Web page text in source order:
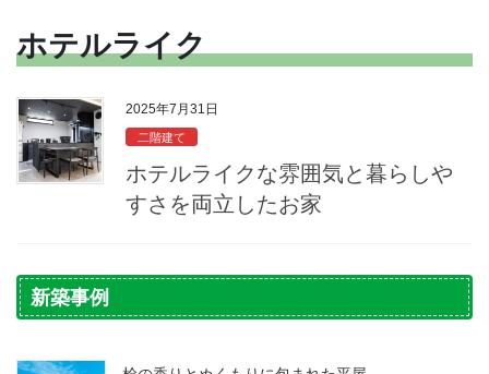
ホテルライク
2025年7月31日
二階建て
ホテルライクな雰囲気と暮らしや
すさを両立したお家
新築事例